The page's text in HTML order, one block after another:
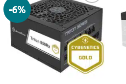
-6%
Adicionar
aos meus
desejos